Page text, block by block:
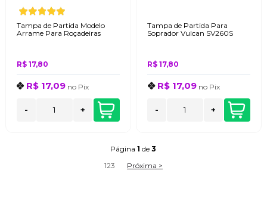
Tampa de Partida Modelo
Arrame Para Roçadeiras
R$ 17,80
R$ 17,09 no Pix
- +
Tampa de Partida Para
Soprador Vulcan SV260S
R$ 17,80
R$ 17,09 no Pix
- +
Página1 de3
123 Próxima >